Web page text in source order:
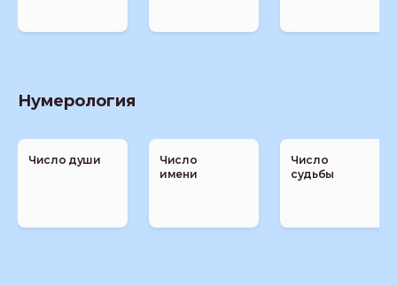
Нумерология
Число души
Число
имени
Число
судьбы